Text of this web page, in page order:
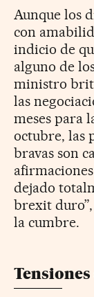
Aunque los
con
indicio de
alguno de
ministro
las
meses para
octubre, las
bravas son
dejado
brexit
la cumbre.